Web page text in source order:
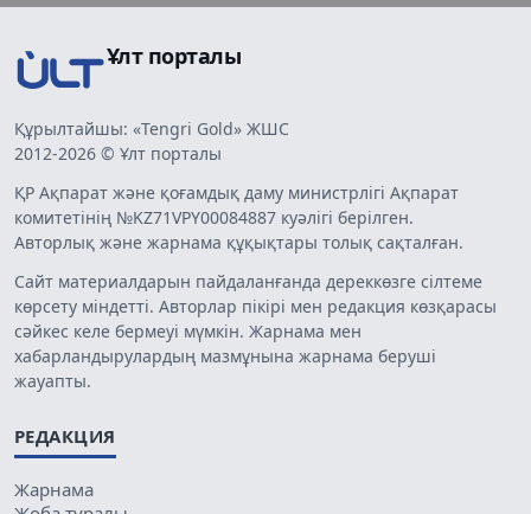
Ұлт порталы
Құрылтайшы: «Tengri Gold» ЖШС
2012-2026 © Ұлт порталы
ҚР Ақпарат және қоғамдық даму министрлігі Ақпарат
комитетінің №KZ71VPY00084887 куәлігі берілген.
Авторлық және жарнама құқықтары толық сақталған.
Сайт материалдарын пайдаланғанда дереккөзге сілтеме
көрсету міндетті. Авторлар пікірі мен редакция көзқарасы
сәйкес келе бермеуі мүмкін. Жарнама мен
хабарландырулардың мазмұнына жарнама беруші
жауапты.
РЕДАКЦИЯ
Жарнама